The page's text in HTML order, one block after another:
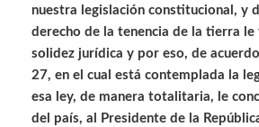
nuestra legislación constitucional, y
derecho de la tenencia de la tierra le
solidez jurídica y por eso, de
27, en el cual está contemplada la
esa ley, de manera totalitaria, le
del país, al Presidente de la